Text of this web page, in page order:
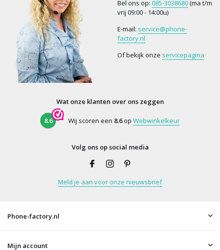
Bel ons op: 085-3038680(ma t/m
vrij 09:00 - 14:00u)
E-mail: service@phone-
factory.nl
Of bekijk onze servicepagina
Wat onze klanten over ons zeggen
8.6 Wij scoren een 8.6op Webwinkelkeur
Volg ons op social media
Meld je aan voor onze nieuwsbrief
Phone-factory.nl
Mijn account